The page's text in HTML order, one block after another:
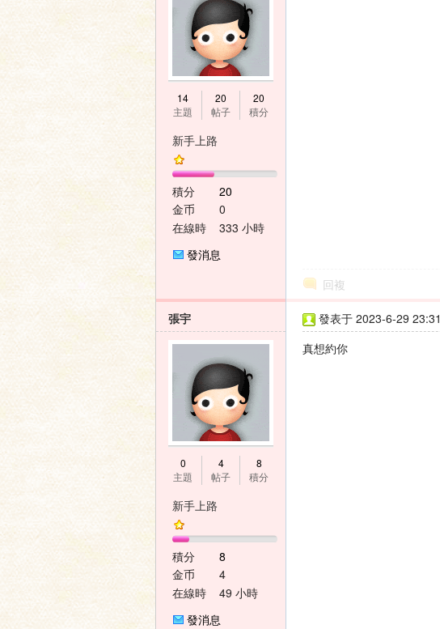
14
主題
20
帖子
20
積分
新手上路
積分
20
金币
0
在線時
333 小時
發消息
回複
張宇
0
主題
4
帖子
8
積分
新手上路
積分
8
金币
4
在線時
49 小時
發消息
發表于 2023-6-29
真想約你